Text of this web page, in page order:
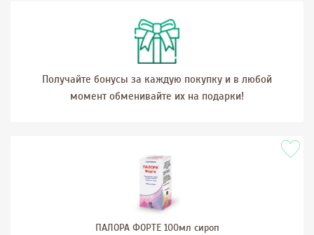
Получайте бонусы за каждую покупку и в любой
момент обменивайте их на подарки!
ПАЛОРА ФОРТЕ 100мл сироп